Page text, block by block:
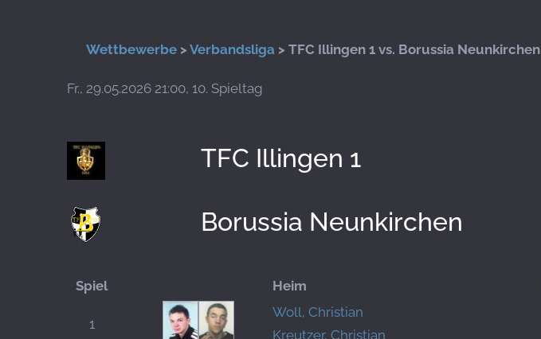
Wettbewerbe >Verbandsliga > TFC Illingen 1 vs. Borussia Neunkirchen
Fr., 29.05.2026 21:00, 10. Spieltag
TFC Illingen 1
Borussia Neunkirchen
Spiel Heim
1
Woll, Christian
Kreutzer, Christian